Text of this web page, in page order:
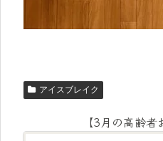
アイスブレイク
【3月の高齢者